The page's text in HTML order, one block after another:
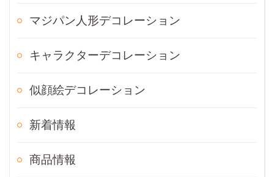
マジパン人形デコレーション
キャラクターデコレーション
似顔絵デコレーション
新着情報
商品情報